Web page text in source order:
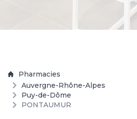
Pharmacies
Auvergne-Rhône-Alpes
Puy-de-Dôme
PONTAUMUR